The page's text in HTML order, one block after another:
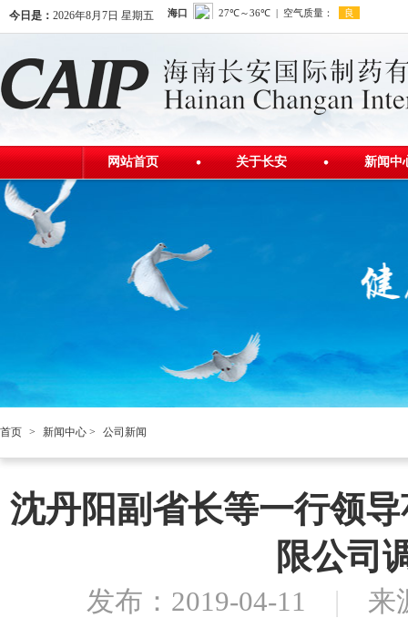
今日是： 2026年8月7日 星期五
网站首页 关于长安 新闻中
首页 > 新闻中心 > 公司新闻
沈丹阳副省长等一行领
限公司
发布：2019-04-11 来